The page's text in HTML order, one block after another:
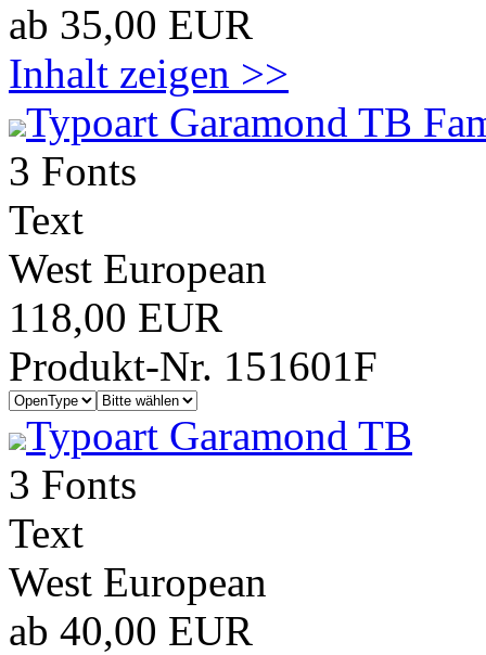
ab 35,00 EUR
Inhalt zeigen >>
Typoart Garamond TB
3 Fonts
Text
West European
118,00 EUR
Produkt-Nr. 151601F
Typoart Garamond TB
3 Fonts
Text
West European
ab 40,00 EUR